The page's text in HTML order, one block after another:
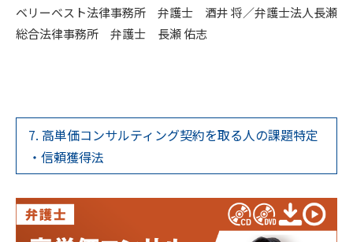
ベリーベスト法律事務所 弁護士 酒井 将／弁護士法人長瀬
総合法律事務所 弁護士 長瀬 佑志
7. 高単価コンサルティング契約を取る人の課題特定
・信頼獲得法